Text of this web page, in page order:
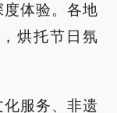
体验。各地
烘托节日氛
服务、非遗